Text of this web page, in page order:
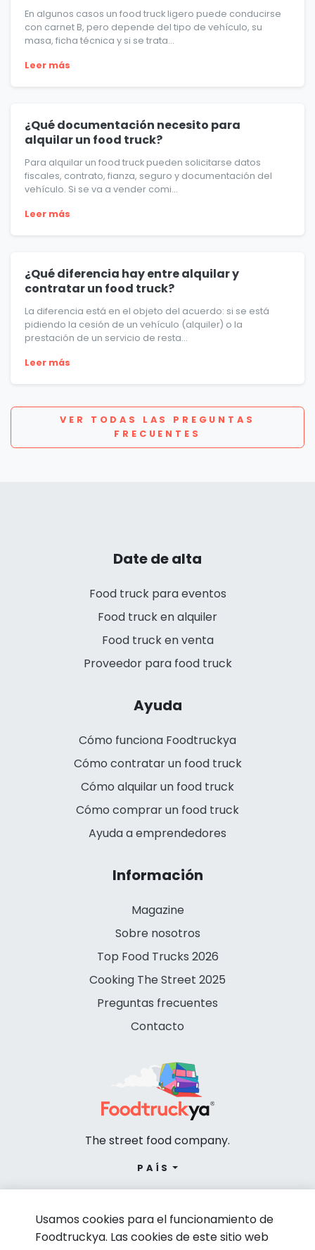
En algunos casos un food truck ligero puede conducirse
con carnet B, pero depende del tipo de vehículo, su
masa, ficha técnica y si se trata...
Leer más
¿Qué documentación necesito para
alquilar un food truck?
Para alquilar un food truck pueden solicitarse datos
fiscales, contrato, fianza, seguro y documentación del
vehículo. Si se va a vender comi...
Leer más
¿Qué diferencia hay entre alquilar y
contratar un food truck?
La diferencia está en el objeto del acuerdo: si se está
pidiendo la cesión de un vehículo (alquiler) o la
prestación de un servicio de resta...
Leer más
VER TODAS LAS PREGUNTAS
FRECUENTES
Date de alta
Food truck para eventos
Food truck en alquiler
Food truck en venta
Proveedor para food truck
Ayuda
Cómo funciona Foodtruckya
Cómo contratar un food truck
Cómo alquilar un food truck
Cómo comprar un food truck
Ayuda a emprendedores
Información
Magazine
Sobre nosotros
Top Food Trucks 2026
Cooking The Street 2025
Preguntas frecuentes
Contacto
The street food company.
PAÍS
Usamos cookies para el funcionamiento de
Foodtruckya. Las cookies de este sitio web